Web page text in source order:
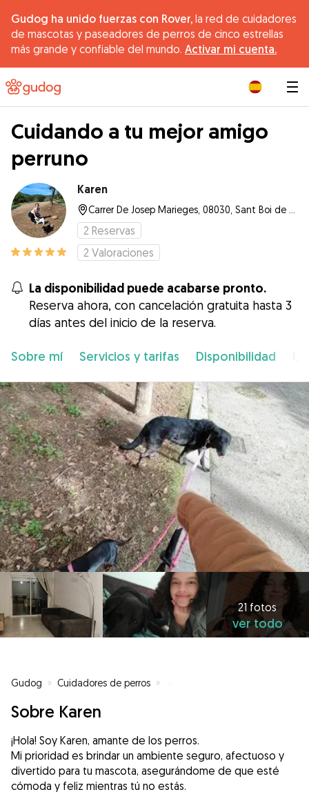
Gudog ha unido fuerzas con Rover, la red de cuidadores
de mascotas y paseadores de perros de cinco estrellas
más grande y confiable del mundo. Activar mi cuenta.
Cuidando a tu mejor amigo
perruno
Karen
2 Reservas
2 Valoraciones
La disponibilidad puede acabarse pronto.
Reserva ahora, con cancelación gratuita hasta 3
días antes del inicio de la reserva.
Sobre mí Servicios y tarifas Disponibilidad
21 fotos
ver todo
Gudog » Cuidadores de perros » Cuidadores de perros en Sant
Sobre Karen
¡Hola! Soy Karen, amante de los perros.
Mi prioridad es brindar un ambiente seguro, afectuoso y
divertido para tu mascota, asegurándome de que esté
cómoda y feliz mientras tú no estás.